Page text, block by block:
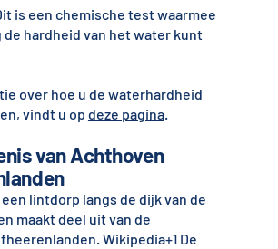
is een chemische test waarmee
de hardheid van het water kunt
over hoe u de waterhardheid
vindt u op deze pagina.
van Achthoven
lintdorp langs de dijk van de
maakt deel uit van de
Wikipedia+1De